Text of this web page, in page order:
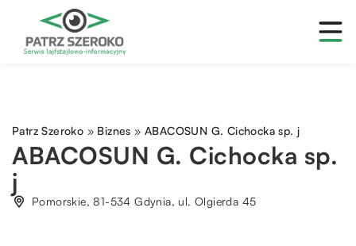
Patrz Szeroko » Biznes »ABACOSUN G. Cichocka sp. j
ABACOSUN G. Cichocka sp.
j
Pomorskie, 81-534 Gdynia, ul. Olgierda 45